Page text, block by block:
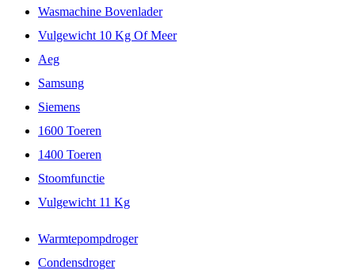
Wasmachine Bovenlader
Vulgewicht 10 Kg Of Meer
Aeg
Samsung
Siemens
1600 Toeren
1400 Toeren
Stoomfunctie
Vulgewicht 11 Kg
Warmtepompdroger
Condensdroger